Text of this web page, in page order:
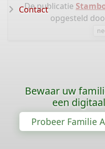
De publicatie
opgesteld
Contact
Bewaar uw
een
Probeer Familie